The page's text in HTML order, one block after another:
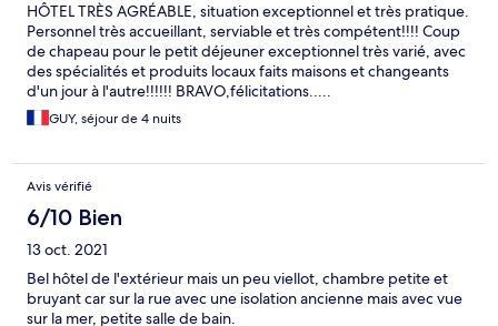
HÔTEL TRÈS AGRÉABLE, situation exceptionnel et très pratique.
Personnel très accueillant, serviable et très compétent!!!! Coup
de chapeau pour le petit déjeuner exceptionnel très varié, avec
des spécialités et produits locaux faits maisons et changeants
d'un jour à l'autre!!!!!! BRAVO,félicitations.....
GUY, séjour de 4 nuits
Avis vérifié
6/10 Bien
13 oct. 2021
Bel hôtel de l'extérieur mais un peu viellot, chambre petite et
bruyant car sur la rue avec une isolation ancienne mais avec vue
sur la mer, petite salle de bain.